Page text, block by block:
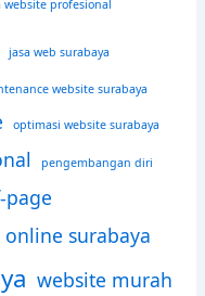
website profesional
jasa web surabaya
website surabaya
optimasi website surabaya
pengembangan diri
page
surabaya
website murah